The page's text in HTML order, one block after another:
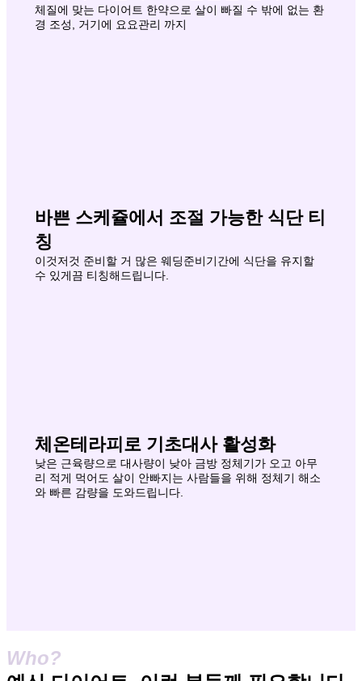
체질에 맞는 다이어트 한약으로 살이 빠질 수 밖에 없는 환
경 조성, 거기에 요요관리 까지
바쁜 스케쥴에서 조절 가능한 식단 티
칭
이것저것 준비할 거 많은 웨딩준비기간에 식단을 유지할
수 있게끔 티칭해드립니다.
체온테라피로 기초대사 활성화
낮은 근육량으로 대사량이 낮아 금방 정체기가 오고 아무
리 적게 먹어도 살이 안빠지는 사람들을 위해 정체기 해소
와 빠른 감량을 도와드립니다.
Who?